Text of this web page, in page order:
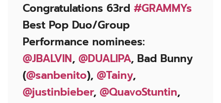
Congratulations 63rd #GRAMMYs
Best Pop Duo/Group
Performance nominees:
@JBALVIN, @DUALIPA, Bad Bunny
(@sanbenito), @Tainy,
@justinbieber, @QuavoStuntin,